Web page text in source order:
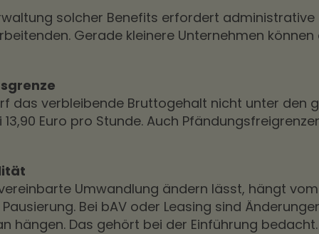
solcher Benefits erfordert administrative
Gerade kleinere Unternehmen
das verbleibende Bruttogehalt nicht unter den
Euro pro Stunde. Auch
Umwandlung ändern lässt, hängt
Bei bAV oder Leasing sind
hängen. Das gehört bei der Einführung bedacht.